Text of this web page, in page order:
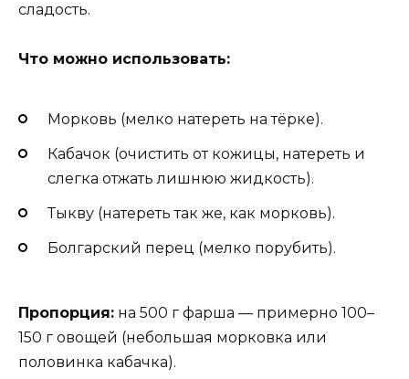
сладость.
Что можно использовать:
Морковь (мелко натереть на тёрке).
Кабачок (очистить от кожицы, натереть и
слегка отжать лишнюю жидкость).
Тыкву (натереть так же, как морковь).
Болгарский перец (мелко порубить).
Пропорция: на 500 г фарша — примерно 100–
150 г овощей (небольшая морковка или
половинка кабачка).